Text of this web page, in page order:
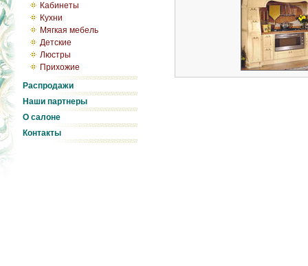
Кабинеты
Кухни
Мягкая мебель
Детские
Люстры
Прихожие
Распродажи
Наши партнеры
О салоне
Контакты